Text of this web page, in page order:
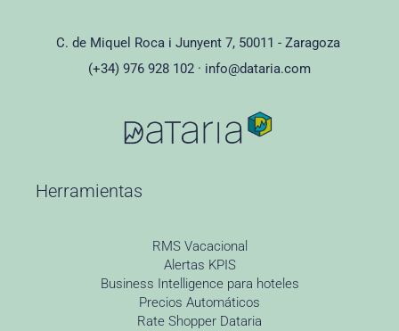
C. de Miquel Roca i Junyent 7, 50011 - Zaragoza
(+34) 976 928 102 · info@dataria.com
Herramientas
RMS Vacacional
Alertas KPIS
Business Intelligence para hoteles
Precios Automáticos
Rate Shopper Dataria